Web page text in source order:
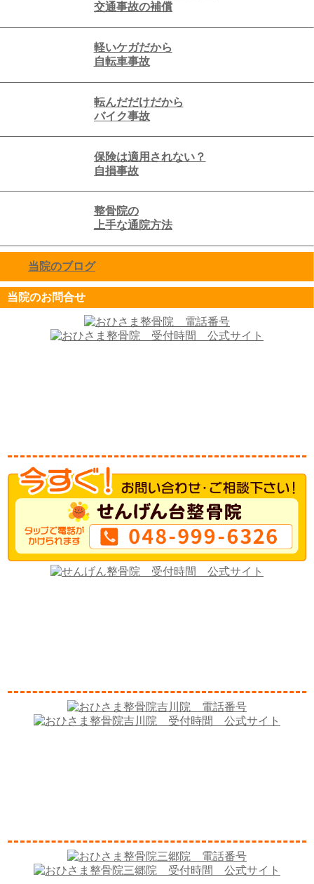
交通事故の補償
軽いケガだから
自転車事故
転んだだけだから
バイク事故
保険は適用されない？
自損事故
整骨院の
上手な通院方法
当院のブログclick to expand contents
当院のお問合せ